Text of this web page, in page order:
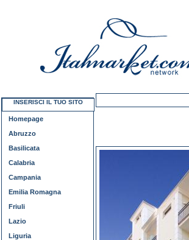
INSERISCI IL TUO SITO
Homepage
Abruzzo
Basilicata
Calabria
Campania
Emilia Romagna
Friuli
Lazio
Liguria